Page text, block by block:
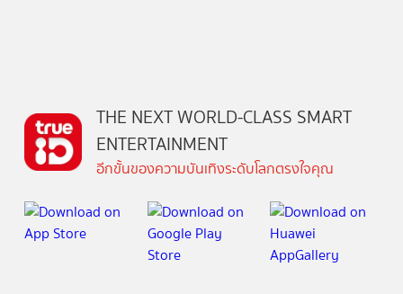
THE NEXT WORLD-CLASS SMART
ENTERTAINMENT
อีกขั้นของความบันเทิงระดับโลกตรงใจคุณ